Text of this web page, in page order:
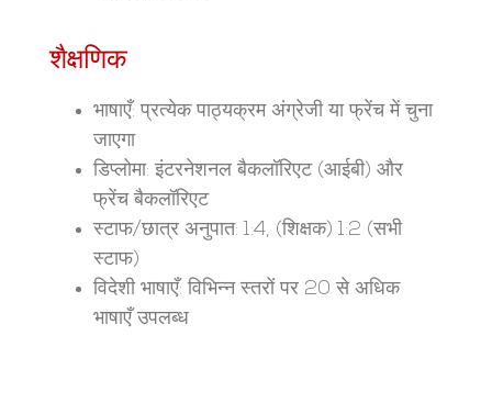
शैक्षणिक
भाषाएँ: प्रत्येक पाठ्यक्रम अंग्रेजी या फ्रेंच में चुना
जाएगा
डिप्लोमा: इंटरनेशनल बैकलॉरिएट (आईबी) और
फ्रेंच बैकलॉरिएट
स्टाफ/छात्र अनुपात: 1:4, (शिक्षक) 1:2 (सभी
स्टाफ)
विदेशी भाषाएँ: विभिन्न स्तरों पर 20 से अधिक
भाषाएँ उपलब्ध